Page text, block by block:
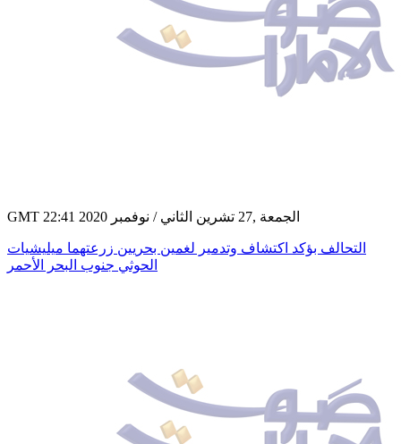
GMT 22:41 2020 الجمعة ,27 تشرين الثاني / نوفمبر
التحالف بؤكد اكتشاف وتدمير لغمين بحريين زرعتهما ميليشيات
الحوثي جنوب البحر الأحمر